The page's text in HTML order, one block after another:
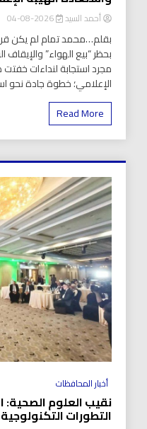
أحمد السيد 2026-08-04
بقلم…محمد تمام لم يكن
بحظر “بيع الهواء” والإيقاف
مجرد استجابة لنداءات خفتت
الإعلامي؛ خطوة جادة نحو
Read More
أخبار المحافظات
نقيب العلوم
التطورات التكنولوجية